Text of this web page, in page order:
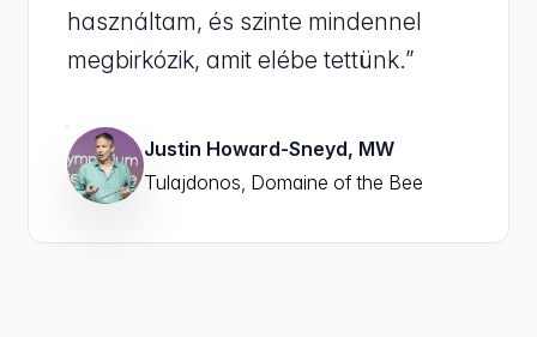
használtam, és szinte mindennel
megbirkózik, amit elébe tettünk.”
Justin Howard-Sneyd, MW
Tulajdonos, Domaine of the Bee